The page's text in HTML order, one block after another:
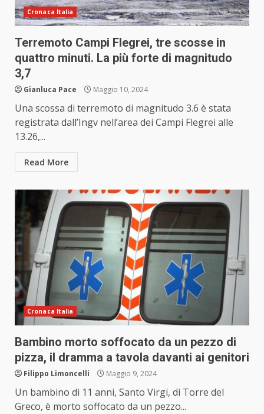
Cronaca Italia
Terremoto Campi Flegrei, tre scosse in
quattro minuti. La più forte di magnitudo
3,7
Gianluca Pace Maggio 10, 2024
Una scossa di terremoto di magnitudo 3.6 è stata
registrata dall’Ingv nell’area dei Campi Flegrei alle
13.26,...
Read More
Cronaca Italia
Bambino morto soffocato da un pezzo di
pizza, il dramma a tavola davanti ai genitori
Filippo Limoncelli Maggio 9, 2024
Un bambino di 11 anni, Santo Virgi, di Torre del
Greco, è morto soffocato da un pezzo...